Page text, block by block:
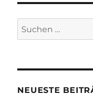
Suchen
nach:
NEUESTE